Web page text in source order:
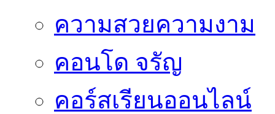
ความสวยความงาม
คอนโด จรัญ
คอร์สเรียนออนไลน์